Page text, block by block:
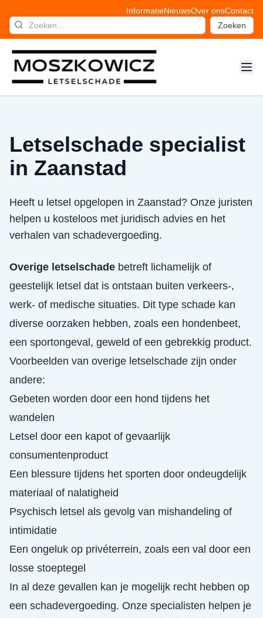
InformatieNieuwsOver onsContact
Zoeken
Letselschade specialist
in Zaanstad
Heeft u letsel opgelopen in Zaanstad? Onze juristen
helpen u kosteloos met juridisch advies en het
verhalen van schadevergoeding.
Overige letselschade betreft lichamelijk of
geestelijk letsel dat is ontstaan buiten verkeers-,
werk- of medische situaties. Dit type schade kan
diverse oorzaken hebben, zoals een hondenbeet,
een sportongeval, geweld of een gebrekkig product.
Voorbeelden van overige letselschade zijn onder
andere:
Gebeten worden door een hond tijdens het
wandelen
Letsel door een kapot of gevaarlijk
consumentenproduct
Een blessure tijdens het sporten door ondeugdelijk
materiaal of nalatigheid
Psychisch letsel als gevolg van mishandeling of
intimidatie
Een ongeluk op privéterrein, zoals een val door een
losse stoeptegel
In al deze gevallen kan je mogelijk recht hebben op
een schadevergoeding. Onze specialisten helpen je